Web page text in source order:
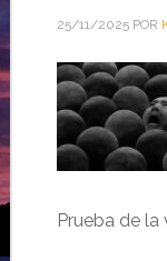
25/11/2025POR
Prueba de la